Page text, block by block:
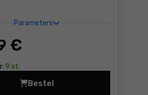
Parameters
€
9 st.
Bestel
Ergo Pop-up tuinafvalzak